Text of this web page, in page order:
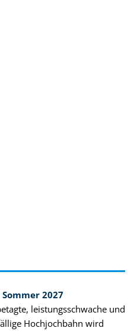
2027
leistungsschwache und
Hochjochbahn wird